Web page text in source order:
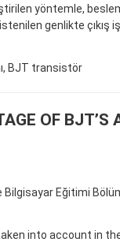
yöntemle,
genlikte çıkış
BJT transistör
OF BJT’S
Bilgisayar Eğitimi
into account in